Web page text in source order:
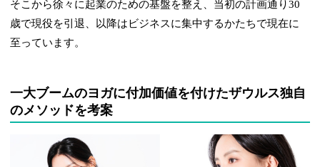
そこから徐々に起業のための基盤を整え、当初の計画通り30
歳で現役を引退、以降はビジネスに集中するかたちで現在に
至っています。
一大ブームのヨガに付加価値を付けたザウルス独自
のメソッドを考案